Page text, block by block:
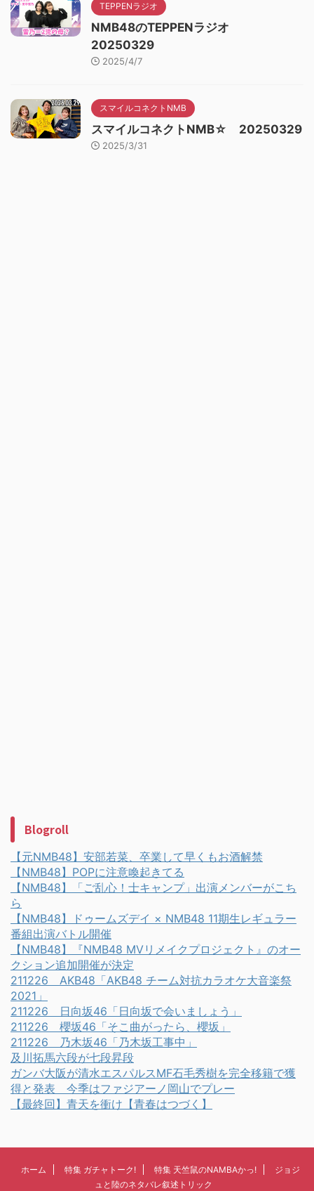
TEPPENラジオ
NMB48のTEPPENラジオ
20250329
2025/4/7
スマイルコネクトNMB
スマイルコネクトNMB☆ 20250329
2025/3/31
Blogroll
【元NMB48】安部若菜、卒業して早くもお酒解禁
【NMB48】POPに注意喚起きてる
【NMB48】「ご乱心！士キャンプ」出演メンバーがこち
ら
【NMB48】ドゥームズデイ × NMB48 11期生レギュラー
番組出演バトル開催
【NMB48】『NMB48 MVリメイクプロジェクト』のオー
クション追加開催が決定
211226 AKB48「AKB48 チーム対抗カラオケ大音楽祭
2021」
211226 日向坂46「日向坂で会いましょう」
211226 櫻坂46「そこ曲がったら、櫻坂」
211226 乃木坂46「乃木坂工事中」
及川拓馬六段が七段昇段
ガンバ大阪が清水エスパルスMF石毛秀樹を完全移籍で獲
得と発表 今季はファジアーノ岡山でプレー
【最終回】青天を衝け【青春はつづく】
ホーム 特集 ガチャトーク! 特集 天竺鼠のNAMBAかっ!
ジョジ
ュと陸のネタバレ叙述トリック